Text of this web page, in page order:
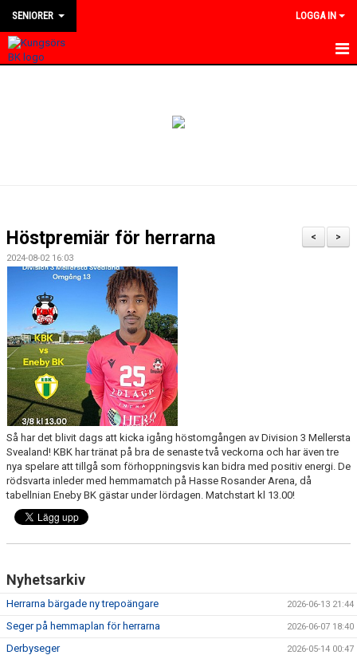
SENIORER LOGGA IN
DOKUMENT
MATCHER
DIVISION 4 VÄSTMANLAND
>
<
Höstpremiär för herrarna
2024-08-02 16:03
Så har det blivit dags att kicka igång höstomgången av Division 3 Mellersta
Svealand! KBK har tränat på bra de senaste två veckorna och har även tre
nya spelare att tillgå som förhoppningsvis kan bidra med positiv energi. De
rödsvarta inleder med hemmamatch på Hasse Rosander Arena, då
tabellnian Eneby BK gästar under lördagen. Matchstart kl 13.00!
Nyhetsarkiv
Herrarna bärgade ny trepoängare 2026-06-13 21:44
Seger på hemmaplan för herrarna 2026-06-07 18:40
Derbyseger 2026-05-14 00:47